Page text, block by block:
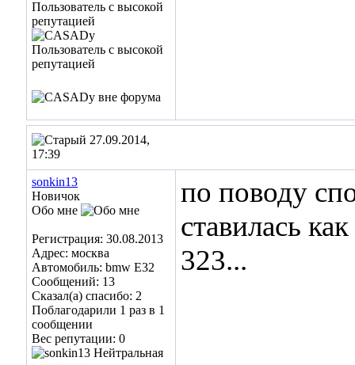
27.09.2014,
17:39
sonkin13
Новичок
Обо мне
Регистрация: 30.08.2013
Адрес: москва
Автомобиль: bmw E32
Сообщений: 13
Сказал(а) спасибо: 2
Поблагодарили 1 раз в 1
сообщении
Вес репутации: 0
по поводу
ставилась
323...